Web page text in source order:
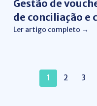
Gestão de
de conciliação
Ler artigo completo →
1 2 3